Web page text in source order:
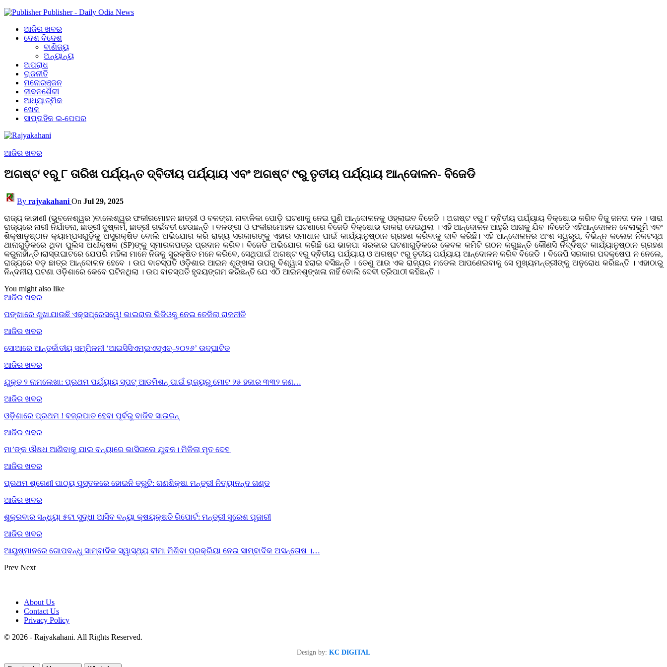
Publisher - Daily Odia News
ଆଜିର ଖବର
ଦେଶ ବିଦେଶ
ବାଣିଜ୍ୟ
ଅନ୍ୟାନ୍ୟ
ଅପରାଧ
ରାଜନୀତି
ମନୋରଞ୍ଜନ
ଜୀବନଶୈଳୀ
ଆଧ୍ୟାତ୍ମିକ
ଖେଳ
ସାପ୍ତାହିକ ଇ-ପେପର
ଆଜିର ଖବର
ଅଗଷ୍ଟ ୧ରୁ ୮ ତାରିଖ ପର୍ଯ୍ୟନ୍ତ ଦ୍ବିତୀୟ ପର୍ଯ୍ୟାୟ ଏବଂ ଅଗଷ୍ଟ ୯ରୁ ତୃତୀୟ ପର୍ଯ୍ୟାୟ ଆନ୍ଦୋଳନ- ବିଜେଡି
By rajyakahani On Jul 29, 2025
ରାଜ୍ୟ କାହାଣୀ (ଭୁବନେଶ୍ୱର )ବାଲେଶ୍ୱର ଫକୀରମୋହନ ଛାତ୍ରୀ ଓ ବଳଙ୍ଗା ନାବାଳିକା ପୋଡ଼ି ଘଟଣାକୁ ନେଇ ପୁଣି ଆନ୍ଦୋଳନକୁ ଓହ୍ଲାଇବ ବିଜେଡି । ଅଗଷ୍ଟ ୧ରୁ ୮ ଦ୍ଵିତୀୟ ପର୍ଯ୍ୟାୟ ବିକ୍ଷୋଭ କରିବ ବିଜୁ ଜନତା ଦଳ । ସାରା
ରାଜ୍ୟରେ ନାରୀ ନିର୍ଯାତନା, ଛାତ୍ରୀ ଦୁଷ୍କର୍ମ, ଛାତ୍ରୀ ଗର୍ଭବତୀ ହେଉଛନ୍ତି । ବଳଙ୍ଗା ଓ ଫକୀରମୋହନ ଘଟଣାରେ ବିଜେଡି ବିକ୍ଷୋଭ ଡାକରା ଦେଇଥିଲା । ଏହି ଆନ୍ଦୋଳନ ଆହୁରି ଆଗକୁ ଯିବ ।ବିଜେଡି ଏହିଆନ୍ଦୋଳନ ବେଳାଭୂମି ଏବଂ
ଶିକ୍ଷାନୁଷ୍ଠାନ କ୍ୟାମ୍ପସଗୁଡ଼ିକୁ ଅସୁରକ୍ଷିତ ବୋଲି ଅଭିଯୋଗ କରି ରାଜ୍ୟ ସରକାରଙ୍କୁ ଏହାର ସମାଧାନ ପାଇଁ କାର୍ଯ୍ୟାନୁଷ୍ଠାନ ଗ୍ରହଣ କରିବାକୁ ଦାବି କରିଛି। ଏହି ଆନ୍ଦୋଳନର ଅଂଶ ସୱରୂପ, ବିଭିନ୍ନ କଲେଜ ନିକଟସ୍ଥ
ଥାନାଗୁଡ଼ିକରେ ଥିବା ପୁଲିସ ଅଧୀକ୍ଷକ (SP)ଙ୍କୁ ସ୍ମାରକପତ୍ର ପ୍ରଦାନ କରିବ। ବିଜେଡି ଅଭିଯୋଗ କରିଛି ଯେ ଭାଜପା ସରକାର ଘଟଣାଗୁଡ଼ିକରେ କେବଳ କମିଟି ଗଠନ କରୁଛନ୍ତି କୌଣସି ର୍ନିଦ୍ଦିଷ୍ଟ କାର୍ଯ୍ୟାନୁଷ୍ଠାନ ଗ୍ରହଣ
କରୁନାହାଁନ୍ତି।ରାସ୍ତାଘାଟରେ ଯେପରି ମହିଳା ମାନେ ନିଜକୁ ସୁରକ୍ଷିତ ମନେ କରିବେ, ସେଥିପାଇଁ ଅଗଷ୍ଟ ୧ରୁ ଦ୍ଵିତୀୟ ପର୍ଯ୍ୟାୟ ଓ ଅଗଷ୍ଟ ୯ରୁ ତୃତୀୟ ପର୍ଯ୍ୟାୟ ଆନ୍ଦୋଳନ କରିବ ବିଜେଡି । ବିଜେପି ସରକାର ପଦକ୍ଷେପ ନ ନେଲେ,
ରାଜ୍ୟରେ ବଡ଼ ଛାତ୍ର ଆନ୍ଦୋଳନ ହେବେ । ଉପ ବାଚସ୍ପତି ଓଡ଼ିଶାର ଆଇନ ଶୃଙ୍ଖଳା ଉପରୁ ବିଶ୍ୱାସ ହରାଇ ବସିଛନ୍ତି । ତେଣୁ ଆଉ ଏକ ରାଜ୍ୟର ମଡେଲ ଆପଣେଇବାକୁ ସେ ମୁଖ୍ୟମନ୍ତ୍ରୀଙ୍କୁ ଅନୁରୋଧ କରିଛନ୍ତି । ଏହାଠାରୁ
ନିନ୍ଦନୀୟ ଘଟଣା ଓଡ଼ିଶାରେ କେବେ ଘଟିନଥିଲା । ଉପ ବାଚସ୍ପତି ହୃଦୟଙ୍ଗମ କରିଛନ୍ତି ଯେ ଏଠି ଆଇନଶୃଙ୍ଖଳା ନାହିଁ ବୋଲି ଦେବୀ ତ୍ରିପାଠୀ କହିଛନ୍ତି ।
You might also like
ଆଜିର ଖବର
ପଙ୍ଖାରେ ଶୁଖାଯାଉଛି ଏକ୍ସପ୍ରେସୱେ! ଭାଇରାଲ ଭିଡିଓକୁ ନେଇ ତେଜିଲା ରାଜନୀତି
ଆଜିର ଖବର
ସୋଆରେ ଆନ୍ତର୍ଜାତୀୟ ସମ୍ମିଳନୀ ‘ଆଇସିସିଏମ୍‌ଇଏସ୍‌ଏଚ୍‌–୨୦୨୬’ ଉଦ୍‌ଘାଟିତ
ଆଜିର ଖବର
ଯୁକ୍ତ ୨ ନାମଲେଖା: ପ୍ରଥମ ପର୍ଯ୍ୟାୟ ସ୍ପଟ୍ ଆଡମିଶନ୍ ପାଇଁ ରାଜ୍ୟରୁ ମୋଟ ୨୫ ହଜାର ୩୩୨ ଜଣ…
ଆଜିର ଖବର
ଓଡ଼ିଶାରେ ପ୍ରଥମ ! ବଜ୍ରପାତ ହେବା ପୂର୍ବରୁ ବାଜିବ ସାଇରନ୍
ଆଜିର ଖବର
ମା’ଙ୍କ ଔଷଧ ଆଣିବାକୁ ଯାଇ ବନ୍ୟାରେ ଭାସିଗଲେ ଯୁବକ। ମିଳିଲା ମୃତ ଦେହ
ଆଜିର ଖବର
ପ୍ରଥମ ଶ୍ରେଣୀ ପାଠ୍ୟ ପୁସ୍ତକରେ ହୋଇନି ତ୍ରୁଟି: ଗଣଶିକ୍ଷା ମନ୍ତ୍ରୀ ନିତ୍ୟାନନ୍ଦ ଗଣ୍ଡ
ଆଜିର ଖବର
ଶୁକ୍ରବାର ସନ୍ଧ୍ୟା ୫ଟା ସୁଦ୍ଧା ଆସିବ ବନ୍ୟା କ୍ଷୟକ୍ଷତି ରିପୋର୍ଟ: ମନ୍ତ୍ରୀ ସୁରେଶ ପୂଜାରୀ
ଆଜିର ଖବର
ଆୟୁଷ୍ମାନରେ ଗୋପବନ୍ଧୁ ସାମ୍ବାଦିକ ସ୍ୱାସ୍ଥ୍ୟ ବୀମା ମିଶିବା ପ୍ରକ୍ରିୟା ନେଇ ସାମ୍ବାଦିକ ଅସନ୍ତୋଷ ।…
Prev Next
About Us
Contact Us
Privacy Policy
© 2026 - Rajyakahani. All Rights Reserved.
Design by: KC DIGITAL